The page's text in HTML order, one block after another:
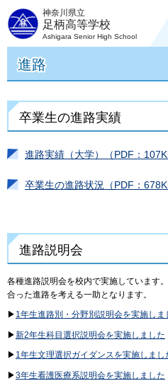
神奈川県立
足柄高等学校
Ashigara Senior High School
進路
卒業生の進路実績
進路実績（大学）（PDF：
卒業生の進路状況（PDF：
進路説明会
各種進路説明会を校内で実施しています
合った進路を考える一助となります。
▶ 1年生進路別・分野別説明会を実施しま
▶新2年生科目選択説明会を実施しました
▶ 1年生文理選択ガイダンスを実施しまし
▶3年生看護医療系説明会を実施しました